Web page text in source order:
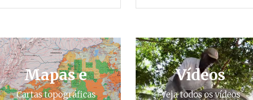
Mapas e
Cartas topográficas
Vídeos
Veja todos os vídeos